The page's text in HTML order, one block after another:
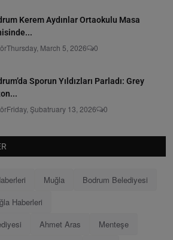
Kerem Aydınlar Ortaokulu Masa
Thursday, March 5, 2026 0
Sporun Yıldızları Parladı: Grey
Friday, Şubatruary 13, 2026 0
Muğla
Bodrum Belediyesi
Haberleri
Ahmet Aras
Menteşe